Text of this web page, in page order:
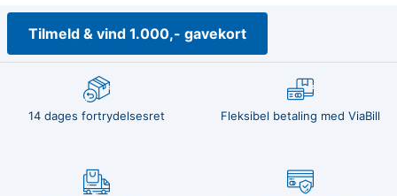
Tilmeld & vind 1.000,- gavekort
14 dages fortrydelsesret Fleksibel betaling med ViaBill